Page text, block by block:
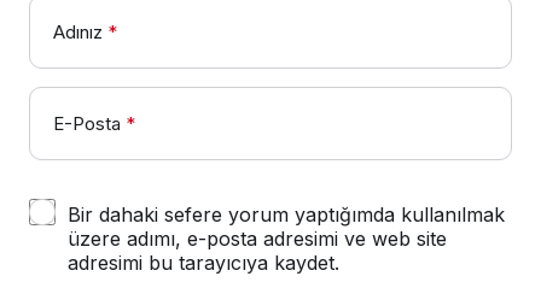
Adınız *
E-Posta *
Bir dahaki sefere yorum yaptığımda kullanılmak
üzere adımı, e-posta adresimi ve web site
adresimi bu tarayıcıya kaydet.